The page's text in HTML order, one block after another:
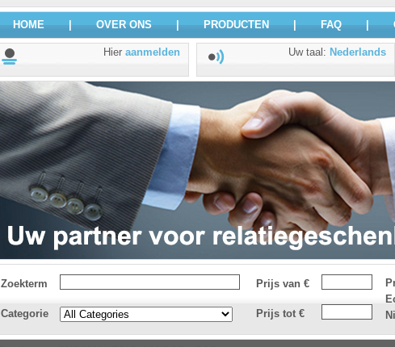
HOME OVER ONS PRODUCTEN FAQ
Hier aanmelden Uw taal : Nederlands
Zoekterm Prijs van €
Categorie
Prijs tot €